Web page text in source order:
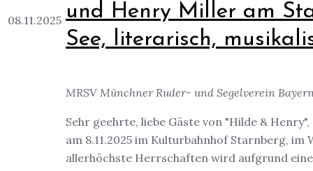
08.11.2025 und Henry Miller am
See, literarisch,
MRSV Münchner Ruder- und Segelverein
Sehr geehrte, liebe Gäste von "Hilde &
am 8.11.2025 im Kulturbahnhof Starnberg, im
allerhöchste Herrschaften wird aufgrund